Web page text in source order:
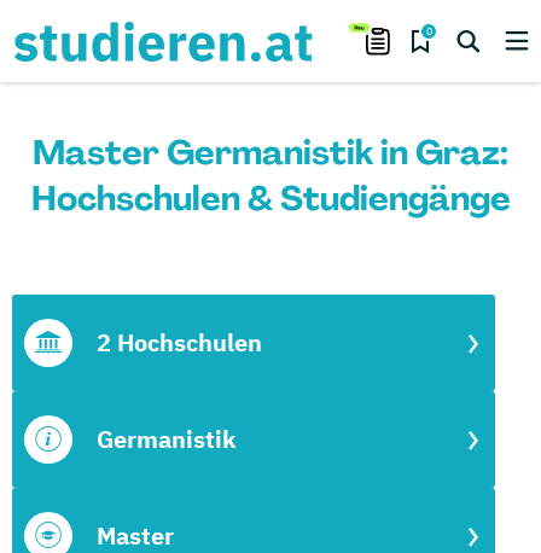
0
Master Germanistik in Graz:
Hochschulen & Studiengänge
Master
Germanistik
2 Hochschulen